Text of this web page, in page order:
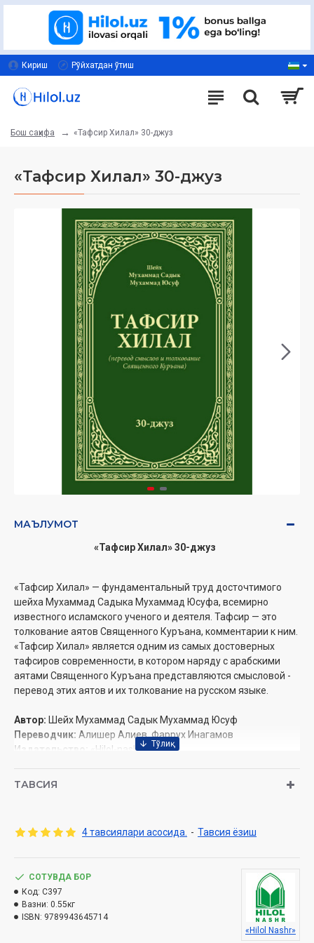
Кириш Рўйхатдан ўтиш
Бош саҳифа «Тафсир Хилал» 30-джуз
«Тафсир Хилал» 30-джуз
МАЪЛУМОТ
«Тафсир Хилал» 30-джуз
«Тафсир Хилал» — фундаментальный труд досточтимого
шейха Мухаммад ­Садыка Мухаммад Юсуфа, всемирно
известного исламского ученого и деятеля. ­Тафсир — это
толкование аятов Священного Куръана, комментарии к ним.
«Тафсир Хилал» является одним из самых достоверных
тафсиров современности, в котором наряду с арабскими
аятами Священного Куръана представляются смысловой ­
перевод этих аятов и их толкование на русском языке.
Автор: Шейх Мухаммад ­Садык Мухаммад Юсуф
Переводчик: Алишер Алиев, Фаррух Инагамов
Издательство:
«Hilol-nashr»
ISBN:978-9943-6457-1-4
Министров Республики Узбекистан
СОДЕРЖАНИЕ
ТАВСИЯ
4 тавсиялари асосида. - Тавсия ёзиш
СОТУВДА БОР
Код: C397
Вазни: 0.55кг
ISBN: 9789943645714
«Hilol Nashr»